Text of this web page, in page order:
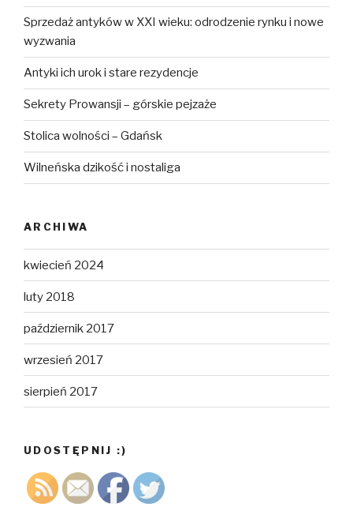
Sprzedaż antyków w XXI wieku: odrodzenie rynku i nowe
wyzwania
Antyki ich urok i stare rezydencje
Sekrety Prowansji – górskie pejzaże
Stolica wolności – Gdańsk
Wilneńska dzikość i nostaliga
ARCHIWA
kwiecień 2024
luty 2018
październik 2017
wrzesień 2017
sierpień 2017
UDOSTĘPNIJ :)